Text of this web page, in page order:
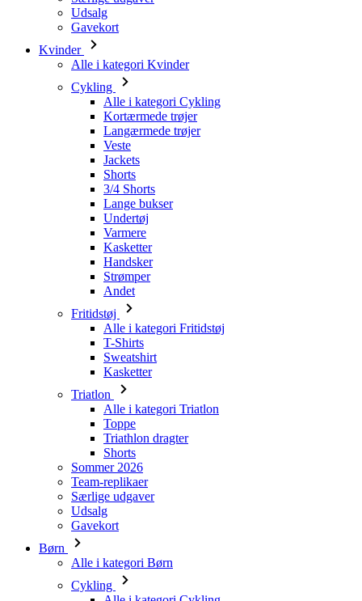
Udsalg
Gavekort
Kvinder
Alle i kategori Kvinder
Cykling
Alle i kategori Cykling
Kortærmede trøjer
Langærmede trøjer
Veste
Jackets
Shorts
3/4 Shorts
Lange bukser
Undertøj
Varmere
Kasketter
Handsker
Strømper
Andet
Fritidstøj
Alle i kategori Fritidstøj
T-Shirts
Sweatshirt
Kasketter
Triatlon
Alle i kategori Triatlon
Toppe
Triathlon dragter
Shorts
Sommer 2026
Team-replikaer
Særlige udgaver
Udsalg
Gavekort
Børn
Alle i kategori Børn
Cykling